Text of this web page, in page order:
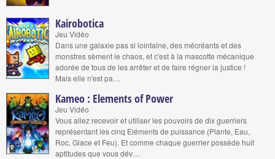
Kairobotica
Jeu Vidéo
Dans une galaxie pas si lointaine, des mécréants et des
monstres sèment le chaos, et c'est à la mascotte mécanique
adorée de tous de les arrêter et de faire régner la justice !
Mais elle n'est pa…
Kameo : Elements of Power
Jeu Vidéo
Vous allez recevoir et utiliser les pouvoirs de dix guerriers
représentant les cinq Eléments de puissance (Plante, Eau,
Roc, Glace et Feu). Et comme chaque guerrier possède huit
aptitudes que vous dév…